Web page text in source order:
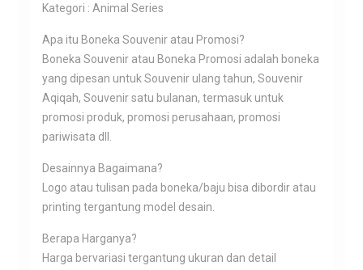
Kategori : Animal Series
Apa itu Boneka Souvenir atau Promosi?
Boneka Souvenir atau Boneka Promosi adalah boneka
yang dipesan untuk Souvenir ulang tahun, Souvenir
Aqiqah, Souvenir satu bulanan, termasuk untuk
promosi produk, promosi perusahaan, promosi
pariwisata dll.
Desainnya Bagaimana?
Logo atau tulisan pada boneka/baju bisa dibordir atau
printing tergantung model desain.
Berapa Harganya?
Harga bervariasi tergantung ukuran dan detail